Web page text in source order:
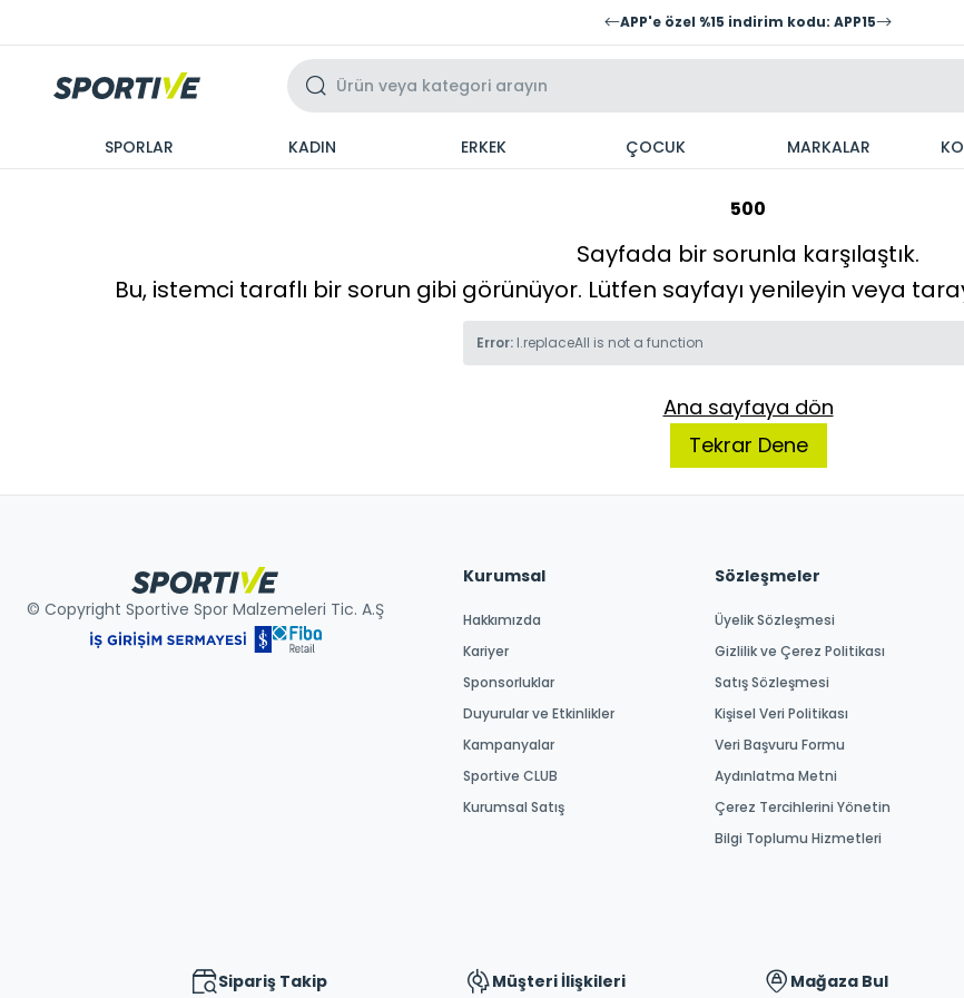
APP'e özel %15 indirim kodu: APP15
SPORLAR KADIN ERKEK ÇOCUK MARKALAR
500
Sayfada bir sorunla karşılaştık.
Bu, istemci taraflı bir sorun gibi görünüyor. Lütfen sayfayı yenileyin veya
Error: l.replaceAll is not a function
Ana sayfaya dön
Tekrar Dene
© Copyright Sportive Spor Malzemeleri Tic. A.Ş
Kurumsal
Hakkımızda
Kariyer
Sponsorluklar
Duyurular ve Etkinlikler
Kampanyalar
Sportive CLUB
Kurumsal Satış
Sözleşmeler
Üyelik Sözleşmesi
Gizlilik ve Çerez Politikası
Satış Sözleşmesi
Kişisel Veri Politikası
Veri Başvuru Formu
Aydınlatma Metni
Çerez Tercihlerini Yönetin
Bilgi Toplumu Hizmetleri
Sipariş Takip Müşteri İlişkileri Mağaza Bul